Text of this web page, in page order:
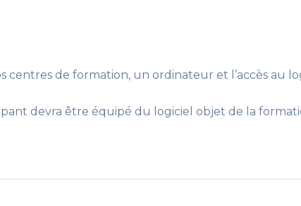
centres de formation, un ordinateur et l’accès au
devra être équipé du logiciel objet de la